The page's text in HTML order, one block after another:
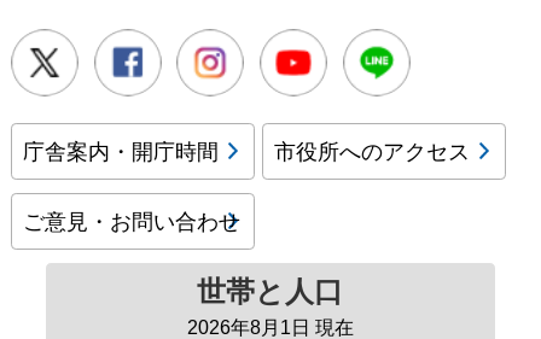
Twitter FacebookInstagramYoutube
庁舎案内・開庁時間 市役所へのアクセス
ご意見・お問い合わせ
世帯と人口
2026年8月1日 現在